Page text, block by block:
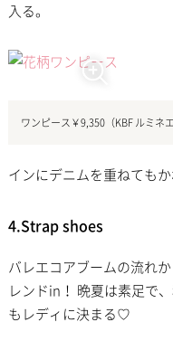
入る。
ワンピース￥9,350（KBF ルミネ
インにデニムを重ねても
4.Strap shoes
バレエコアブームの流れ
レンドin！ 晩夏は素足で
もレディに決まる♡